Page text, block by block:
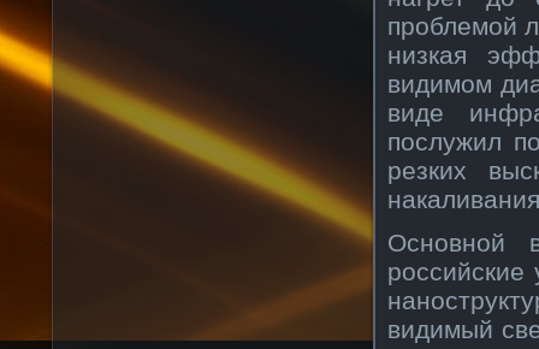
проблемой
низкая
видимом
виде
послужил
резких
Основной
видимый